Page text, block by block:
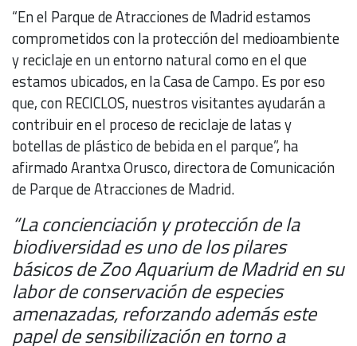
“En el Parque de Atracciones de Madrid estamos
comprometidos con la protección del medioambiente
y reciclaje en un entorno natural como en el que
estamos ubicados, en la Casa de Campo. Es por eso
que, con RECICLOS, nuestros visitantes ayudarán a
contribuir en el proceso de reciclaje de latas y
botellas de plástico de bebida en el parque”, ha
afirmado Arantxa Orusco, directora de Comunicación
de Parque de Atracciones de Madrid.
“La concienciación y protección de la
biodiversidad es uno de los pilares
básicos de Zoo Aquarium de Madrid en su
labor de conservación de especies
amenazadas, reforzando además este
papel de sensibilización en torno a